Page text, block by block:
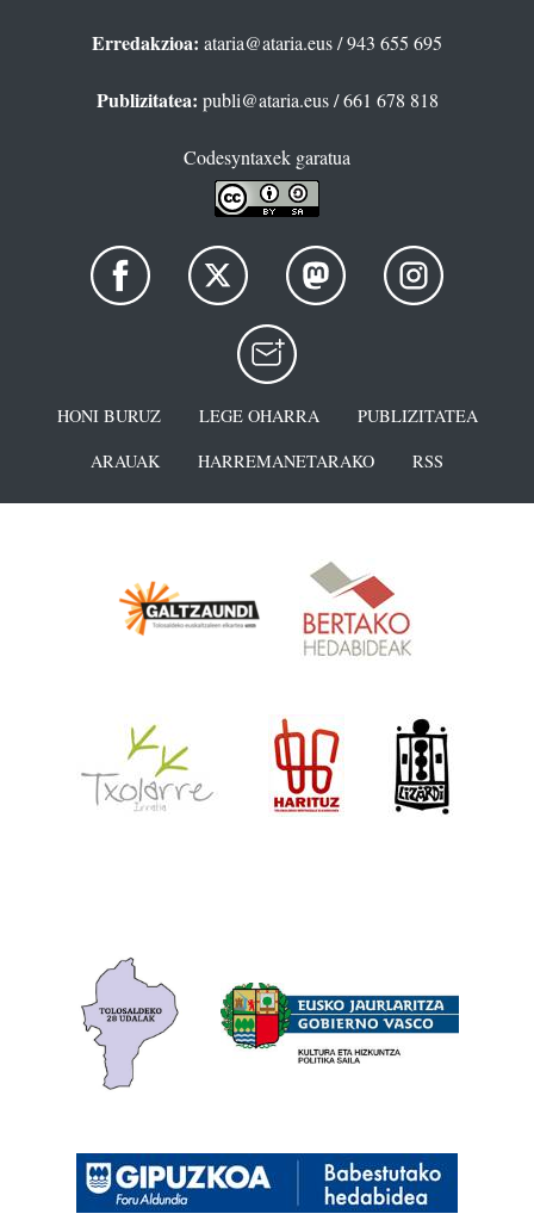
Erredakzioa: ataria@ataria.eus/ 943 655 695
Publizitatea: publi@ataria.eus/ 661 678 818
Codesyntaxek garatua
HONI BURUZ LEGE OHARRA
PUBLIZITATEA
ARAUAK
HARREMANETARAKO RSS